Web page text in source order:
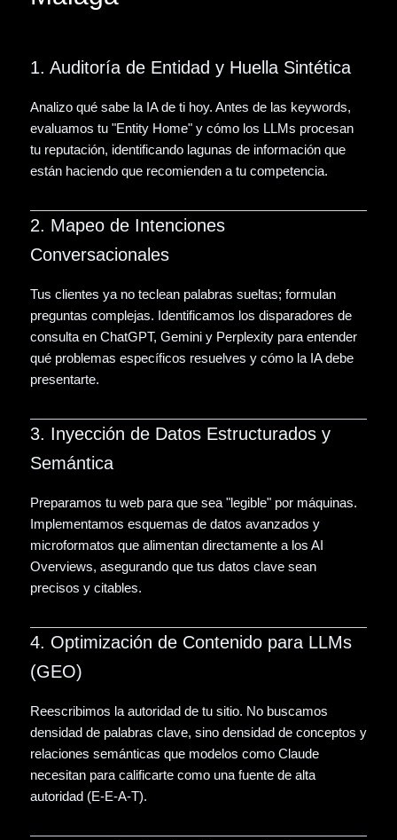
1. Auditoría de Entidad y Huella Sintética
Analizo qué sabe la IA de ti hoy. Antes de las keywords,
evaluamos tu "Entity Home" y cómo los LLMs procesan
tu reputación, identificando lagunas de información que
están haciendo que recomienden a tu competencia.
2. Mapeo de Intenciones
Conversacionales
Tus clientes ya no teclean palabras sueltas; formulan
preguntas complejas. Identificamos los disparadores de
consulta en ChatGPT, Gemini y Perplexity para entender
qué problemas específicos resuelves y cómo la IA debe
presentarte.
3. Inyección de Datos Estructurados y
Semántica
Preparamos tu web para que sea "legible" por máquinas.
Implementamos esquemas de datos avanzados y
microformatos que alimentan directamente a los AI
Overviews, asegurando que tus datos clave sean
precisos y citables.
4. Optimización de Contenido para LLMs
(GEO)
Reescribimos la autoridad de tu sitio. No buscamos
densidad de palabras clave, sino densidad de conceptos y
relaciones semánticas que modelos como Claude
necesitan para calificarte como una fuente de alta
autoridad (E-E-A-T).